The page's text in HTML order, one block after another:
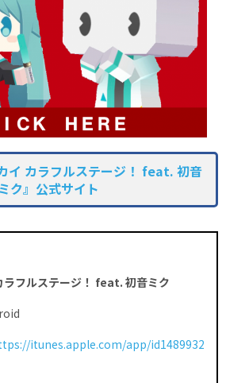
イ カラフルステージ！ feat. 初音
ミク』公式サイト
ラフルステージ！ feat. 初音ミク
itunes.apple.com/app/id1489932